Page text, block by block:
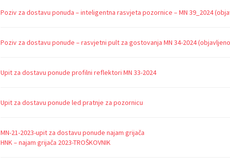
Poziv za dostavu ponuda – inteligentna rasvjeta pozornice – MN 39_2024
Poziv za dostavu ponude – rasvjetni pult za gostovanja MN 34-2024 (objavljeno
Upit za dostavu ponude profilni reflektori MN 33-2024
Upit za dostavu ponude led pratnje za pozornicu
MN-21-2023-upit za dostavu ponude najam grijača
HNK – najam grijača 2023-TROŠKOVNIK